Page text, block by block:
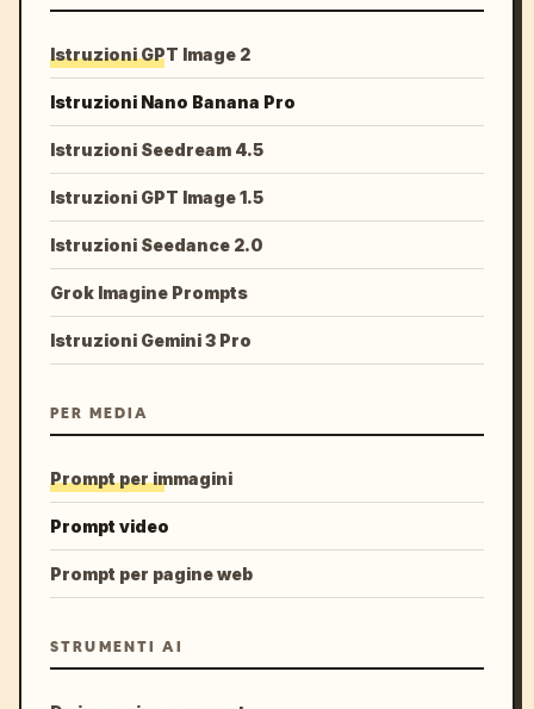
Istruzioni GPT Image 2
Istruzioni Nano Banana Pro
Istruzioni Seedream 4.5
Istruzioni GPT Image 1.5
Istruzioni Seedance 2.0
Grok Imagine Prompts
Istruzioni Gemini 3 Pro
PER MEDIA
Prompt per immagini
Prompt video
Prompt per pagine web
STRUMENTI AI